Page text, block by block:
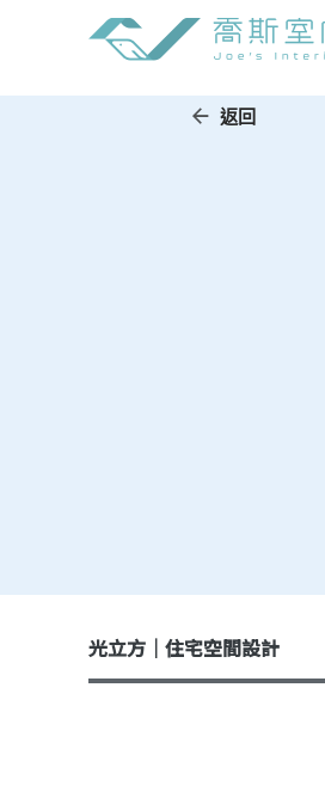
返回
光立方｜住宅空間設計